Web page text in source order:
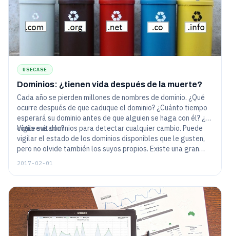
USECASE
Dominios: ¿tienen vida después de la muerte?
Cada año se pierden millones de nombres de dominio. ¿Qué
ocurre después de que caduque el dominio? ¿Cuánto tiempo
esperará su dominio antes de que alguien se haga con él? ¿Y
cómo evitarlo?
Vigile sus dominios para detectar cualquier cambio. Puede
vigilar el estado de los dominios disponibles que le gusten,
pero no olvide también los suyos propios. Existe una gran
variedad de servicios, como HostTracker, que proporcionan
2017-02-01